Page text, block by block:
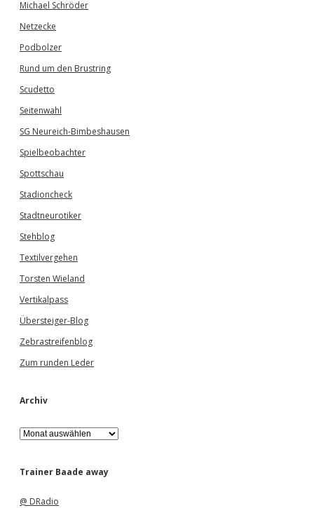
Michael Schröder
Netzecke
Podbolzer
Rund um den Brustring
Scudetto
Seitenwahl
SG Neureich-Bimbeshausen
Spielbeobachter
Spottschau
Stadioncheck
Stadtneurotiker
Stehblog
Textilvergehen
Torsten Wieland
Vertikalpass
Übersteiger-Blog
Zebrastreifenblog
Zum runden Leder
Archiv
A
r
h
Trainer Baade away
@ DRadio